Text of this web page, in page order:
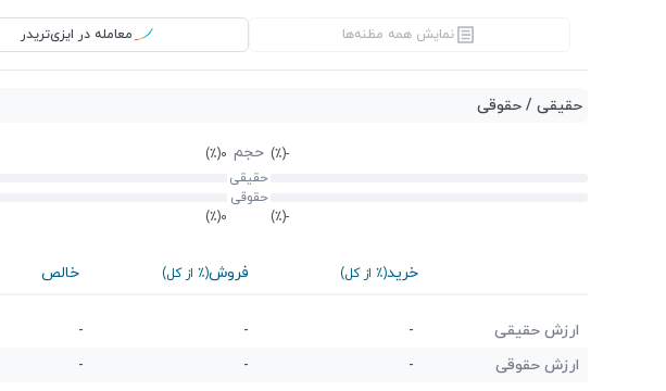
نمایش همه مظنه‌ها معامله در ایزی‌تریدر
حقیقی / حقوقی
-(٪) حجم 0(٪)
حقیقی
حقوقی
-(٪) 0(٪)
خرید(٪ از کل) فروش(٪ از کل) خالص
ارزش حقیقی -
-
-
ارزش حقوقی
-
-
-